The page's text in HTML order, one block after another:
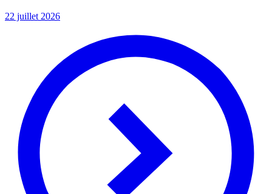
22 juillet 2026